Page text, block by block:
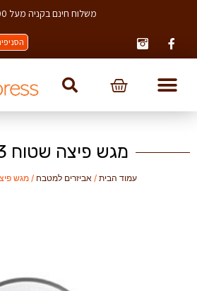
משלוח חינם בקניה מעל ₪400
מגש פיצה שטוח 33 ס"מ
עמוד הבית /אביזרים למטבח / מגש פיצה